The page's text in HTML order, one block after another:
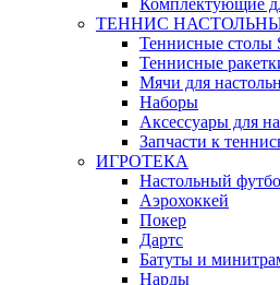
Комплектующие
ТЕННИС
Теннисные столы
Теннисные
Мячи для
Наборы
Аксессуары для
Запчасти к
ИГРОТЕКА
Настольный
Аэрохоккей
Покер
Дартс
Батуты и
Нарды